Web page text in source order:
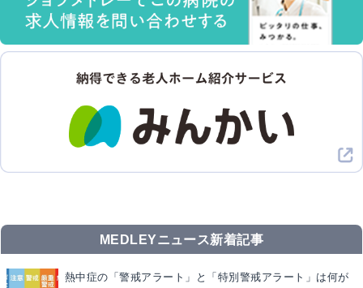
MEDLEYニュース新着記事
熱中症の「警戒アラート」と「特別警戒アラート」は何が